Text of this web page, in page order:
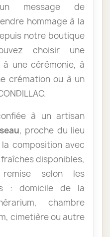
message de
hommage à la
notre boutique
choisir une
une cérémonie, à
crémation ou à un
à un artisan
, proche du lieu
composition avec
disponibles,
selon les
: domicile de la
chambre
cimetière ou autre